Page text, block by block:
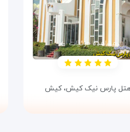
مشاهده جزئیات
پارس نیک کیش،کیش